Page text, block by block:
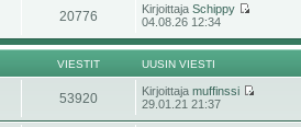
20776 KirjoittajaSchippy
04.08.26 12:34
VIESTIT UUSIN VIESTI
53920 Kirjoittajamuffinssi
29.01.21 21:37